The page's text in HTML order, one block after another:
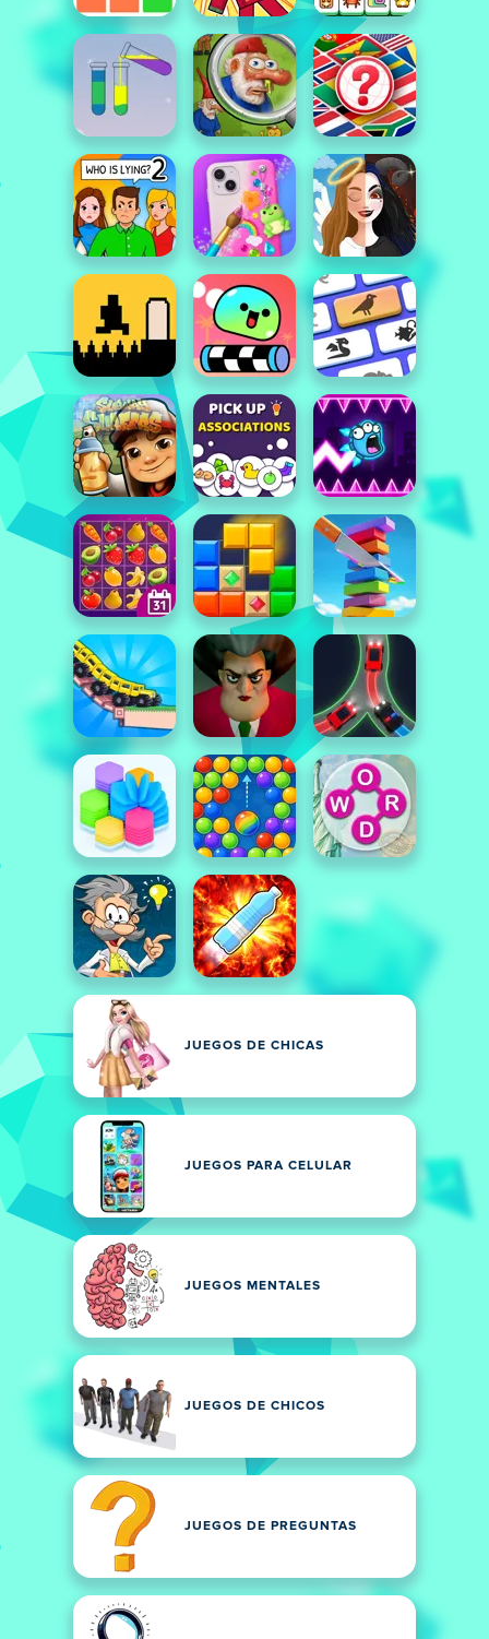
JUEGOS DE CHICAS
JUEGOS PARA CELULAR
JUEGOS MENTALES
JUEGOS DE CHICOS
JUEGOS DE PREGUNTAS